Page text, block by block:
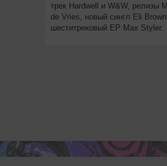
трек Hardwell и W&W, релизы
de Vries, новый сингл Eli
шеститрековый EP Max Styler.